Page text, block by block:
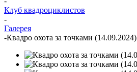
Клуб квадроциклистов
-
Галерея
-Квадро охота за точками (14.09.2024)